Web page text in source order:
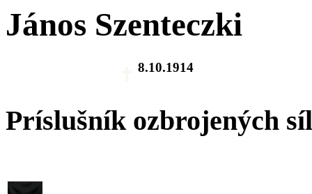
János Szenteczki
8.10.1914
Príslušník ozbrojených síl